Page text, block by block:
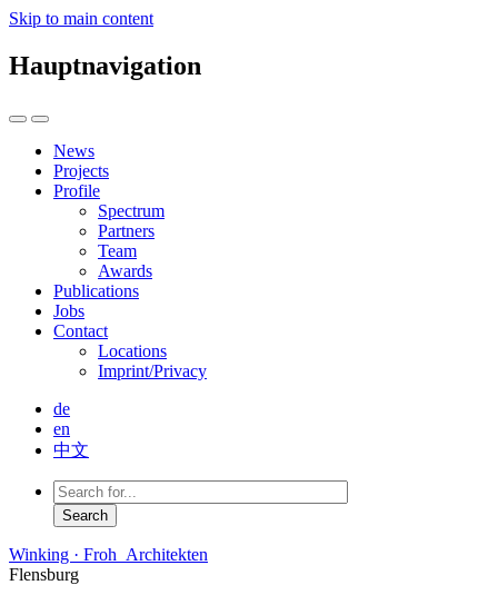
Skip to main content
Hauptnavigation
News
Projects
Profile
Spectrum
Partners
Team
Awards
Publications
Jobs
Contact
Locations
Imprint/Privacy
de
en
中文
Winking · Froh Architekten
Flensburg